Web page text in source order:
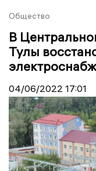
Общество
В
Тулы
04/06/2022 17:01